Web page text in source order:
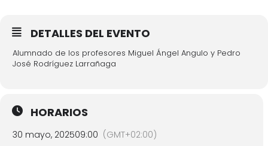
DETALLES DEL EVENTO
Alumnado de los profesores Miguel Ángel Angulo y Pedro
José Rodríguez Larrañaga
HORARIOS
30 mayo, 202509:00 (GMT+02:00)